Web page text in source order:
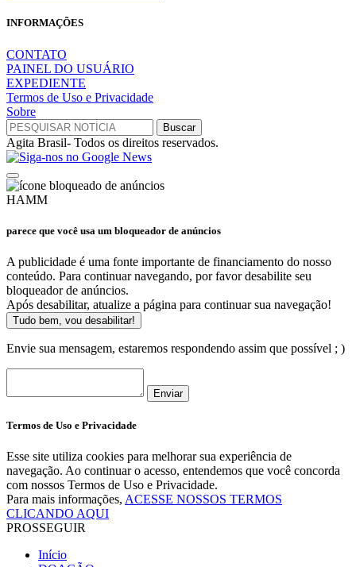
INFORMAÇÕES
CONTATO
PAINEL DO USUÁRIO
EXPEDIENTE
Termos de Uso e Privacidade
Sobre
Agita Brasil- Todos os direitos reservados.
HAMM
parece que você usa um bloqueador de anúncios
A publicidade é uma fonte importante de financiamento do nosso
conteúdo. Para continuar navegando, por favor desabilite seu
bloqueador de anúncios.
Após desabilitar, atualize a página para continuar sua navegação!
Tudo bem, vou desabilitar!
Envie sua mensagem, estaremos respondendo assim que possível ; )
Enviar
Termos de Uso e Privacidade
Esse site utiliza cookies para melhorar sua experiência de
navegação. Ao continuar o acesso, entendemos que você concorda
com nossos Termos de Uso e Privacidade.
Para mais informações, ACESSE NOSSOS TERMOS
CLICANDO AQUI
PROSSEGUIR
Início